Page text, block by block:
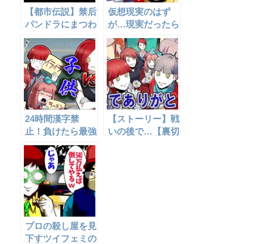
【都市伝説】禁后
パンドラにまつわ
る怖い話
仮想現実のはず
が…現実だったら
どうなるのか‥
24時間漢字禁
止！負けたら最強
の母がボコボコに
する罰ゲーム☆
【ストーリー】戦
いの後で…【裏切
プロの殺し屋を見
下すツイフェミの